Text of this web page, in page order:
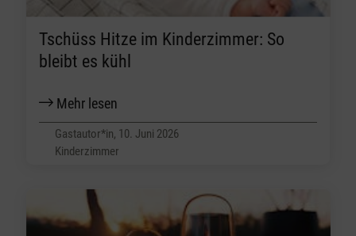
Tschüss Hitze im Kinderzimmer: So
bleibt es kühl
Mehr lesen
Gastautor*in, 10. Juni 2026
Kinderzimmer